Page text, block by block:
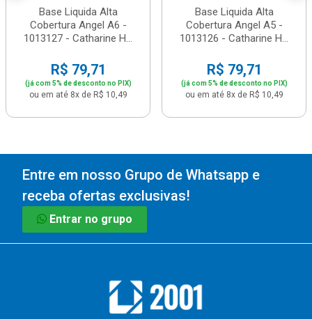
Base Liquida Alta
Cobertura Angel A6 -
1013127 - Catharine H...
R$ 79,71
(já com 5% de desconto no PIX)
ou em até 8x de R$ 10,49
Base Liquida Alta
Cobertura Angel A5 -
1013126 - Catharine H...
R$ 79,71
(já com 5% de desconto no PIX)
ou em até 8x de R$ 10,49
Entre em nosso Grupo de Whatsapp e
receba ofertas exclusivas!
Entrar no grupo